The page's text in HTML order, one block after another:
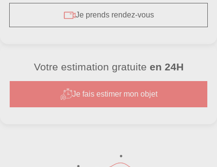
Je prends rendez-vous
Votre estimation gratuite en 24H
Je fais estimer mon objet